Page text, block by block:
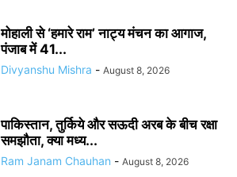
मोहाली से ‘हमारे राम’ नाट्य मंचन का आगाज,
पंजाब में 41...
Divyanshu Mishra - August 8, 2026
पाकिस्तान, तुर्किये और सऊदी अरब के बीच रक्षा
समझौता, क्या मध्य...
Ram Janam Chauhan - August 8, 2026